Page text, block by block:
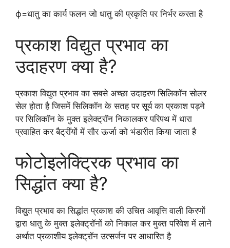
ϕ=धातु का कार्य फलन जो धातु की प्रकृति पर निर्भर करता है
प्रकाश विद्युत प्रभाव का
उदाहरण क्या है?
प्रकाश विद्युत प्रभाव का सबसे अच्छा उदाहरण सिलिकॉन सोलर
सेल होता है जिसमें सिलिकॉन के सतह पर सूर्य का प्रकाश पड़ने
पर सिलिकॉन के मुक्त इलेक्ट्रॉन निकालकर परिपथ में धारा
प्रवाहित कर बैट्रींयों में सौर ऊर्जा को भंडारीत किया जाता है
फोटोइलेक्ट्रिक प्रभाव का
सिद्धांत क्या है?
विद्युत प्रभाव का सिद्धांत प्रकाश की उचित आवृत्ति वाली किरणों
द्वारा धातु के मुक्त इलेक्ट्रॉनों को निकाल कर मुक्त परिवेश में लाने
अर्थात प्रकाशीय इलेक्ट्रॉन उत्सर्जन पर आधारित है